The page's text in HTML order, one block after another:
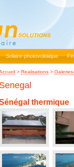
Solaire-photovoltaique
> Realisations >
Senegal
thermique